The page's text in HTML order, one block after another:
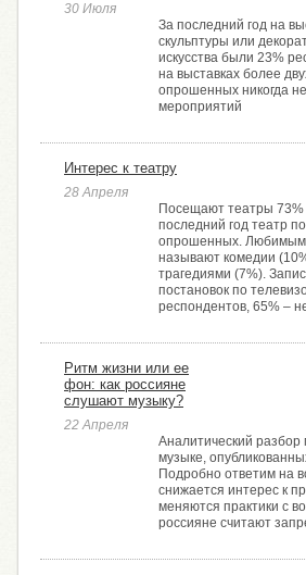
30 Июля
За последний год на
скульптуры или
искусства были 23%
на выставках более
опрошенных никогда
мероприятий
Интерес к театру
28 Апреля
Посещают театры 73%
последний год театр
опрошенных.
называют комедии
трагедиями (7%).
постановок по
респондентов, 65% –
Ритм жизни или ее
фон: как россияне
слушают музыку?
22 Апреля
Аналитический
музыке,
Подробно ответим на
снижается интерес к
меняются практики с
россияне считают